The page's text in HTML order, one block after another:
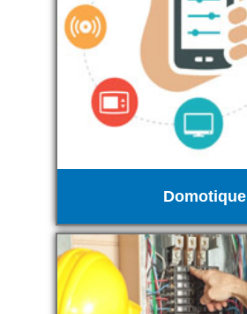
Domotique